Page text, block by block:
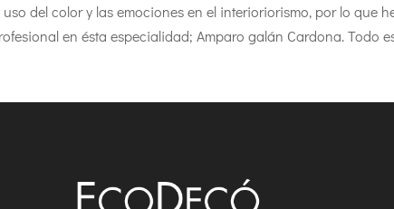
del color y las emociones en el interioriorismo, por lo que
en ésta especialidad; Amparo galán Cardona. Todo